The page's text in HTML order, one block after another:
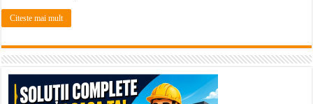
Citeste mai mult